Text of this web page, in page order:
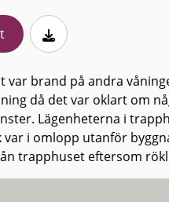
var brand på andra
då det var oklart om
Lägenheterna i
i omlopp utanför
trapphuset eftersom